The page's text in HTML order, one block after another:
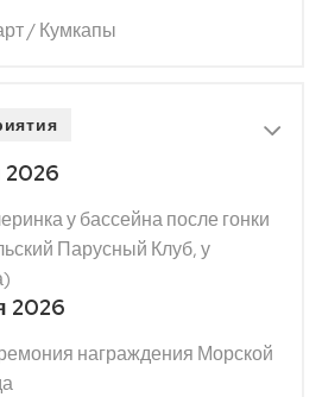
/ Кумкапы
2026
у бассейна после гонки
Парусный Клуб, у
2026
награждения Морской